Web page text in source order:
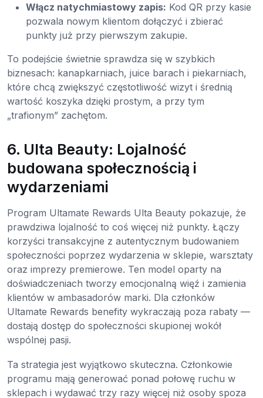
Włącz natychmiastowy zapis: Kod QR przy kasie
pozwala nowym klientom dołączyć i zbierać
punkty już przy pierwszym zakupie.
To podejście świetnie sprawdza się w szybkich
biznesach: kanapkarniach, juice barach i piekarniach,
które chcą zwiększyć częstotliwość wizyt i średnią
wartość koszyka dzięki prostym, a przy tym
„trafionym” zachętom.
6. Ulta Beauty: Lojalność
budowana społecznością i
wydarzeniami
Program Ultamate Rewards Ulta Beauty pokazuje, że
prawdziwa lojalność to coś więcej niż punkty. Łączy
korzyści transakcyjne z autentycznym budowaniem
społeczności poprzez wydarzenia w sklepie, warsztaty
oraz imprezy premierowe. Ten model oparty na
doświadczeniach tworzy emocjonalną więź i zamienia
klientów w ambasadorów marki. Dla członków
Ultamate Rewards benefity wykraczają poza rabaty —
dostają dostęp do społeczności skupionej wokół
wspólnej pasji.
Ta strategia jest wyjątkowo skuteczna. Członkowie
programu mają generować ponad połowę ruchu w
sklepach i wydawać trzy razy więcej niż osoby spoza